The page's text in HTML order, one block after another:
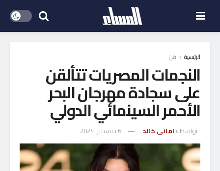
الرئيسية فن
النجمات المصريات تتألقن
على سجادة مهرجان البحر
الأحمر السينمائي الدولي
بواسطة امانى خالد 6 ديسمبر، 2024